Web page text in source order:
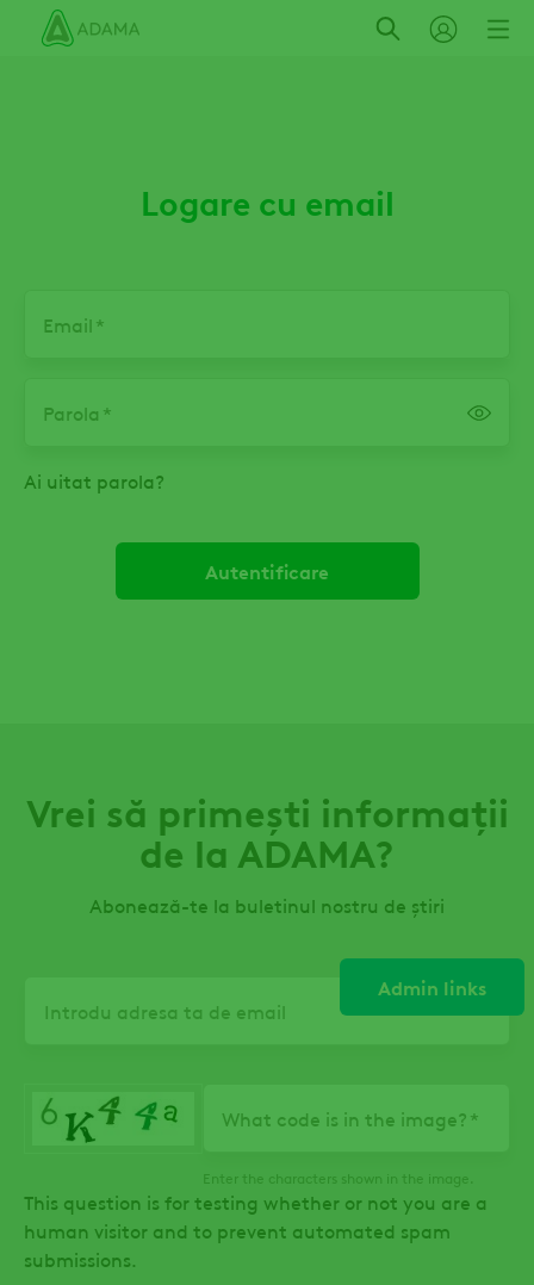
Mergi
Admin links
Logare cu email
Email
Parola
Ai uitat parola?
Vrei să primești informații
de la ADAMA?
Abonează-te la buletinul nostru de știri
What code is in the image?
Enter the characters shown in the image.
This question is for testing whether or not you are a
human visitor and to prevent automated spam
submissions.